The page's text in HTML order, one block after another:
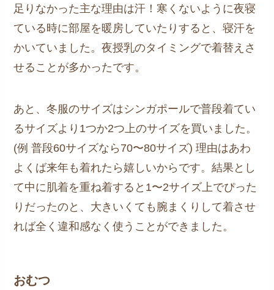
足りなかった主な理由は汗！寒くないように夜寝
ている時に部屋を暖房していたりすると、寝汗を
かいていました。夜授乳のタイミングで着替えさ
せることが多かったです。
あと、冬服のサイズはシンガポールで普段着てい
るサイズより1つか2つ上のサイズを買いました。
(例 普段60サイズなら70〜80サイズ) 理由はあわ
よくば来年も着れたら嬉しいからです。結果とし
て中に肌着を重ね着すると1〜2サイズ上でぴった
りだったのと、大きいくても腕まくりして着させ
れば全く違和感なく使うことができました。
おむつ